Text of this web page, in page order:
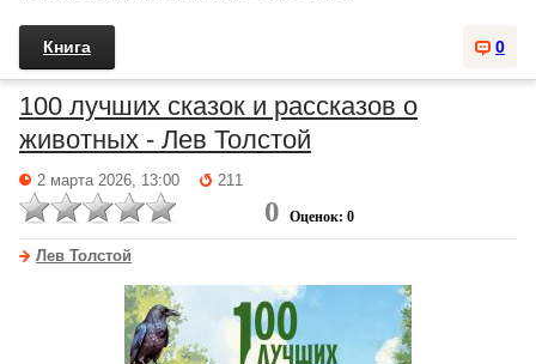
0
Книга
100 лучших сказок и рассказов о
животных - Лев Толстой
2 марта 2026, 13:00 211
0 Оценок: 0
Лев Толстой